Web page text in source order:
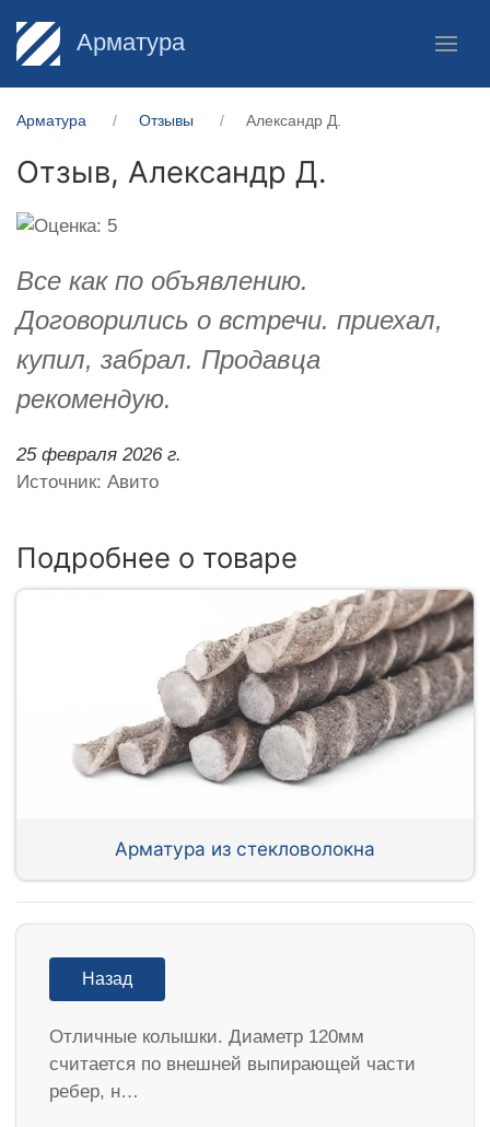
Арматура
Арматура Отзывы Александр Д.
Отзыв, Александр Д.
Все как по объявлению.
Договорились о встречи. приехал,
купил, забрал. Продавца
рекомендую.
25 февраля 2026 г.
Источник: Авито
Подробнее о товаре
Арматура из стекловолокна
Назад
Отличные колышки. Диаметр 120мм
считается по внешней выпирающей части
ребер, н…